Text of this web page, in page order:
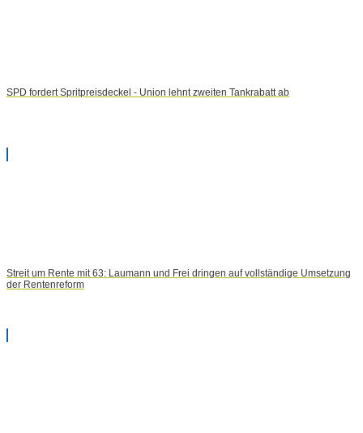
SPD fordert Spritpreisdeckel - Union lehnt zweiten Tankrabatt ab
Streit um Rente mit 63: Laumann und Frei dringen auf vollständige Umsetzung
der Rentenreform